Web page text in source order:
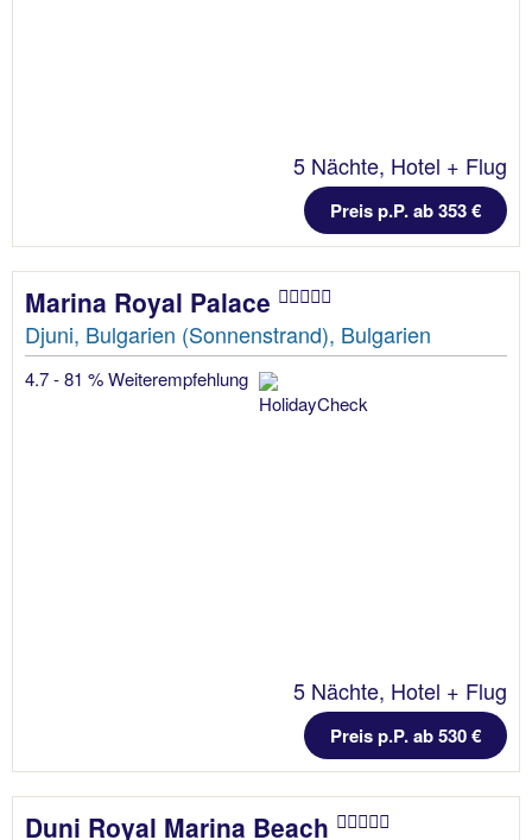
5 Nächte, Hotel + Flug
Preis p.P. ab 353 €
Marina Royal Palace
Djuni, Bulgarien (Sonnenstrand), Bulgarien
4.7 - 81 % Weiterempfehlung
5 Nächte, Hotel + Flug
Preis p.P. ab 530 €
Duni Royal Marina Beach